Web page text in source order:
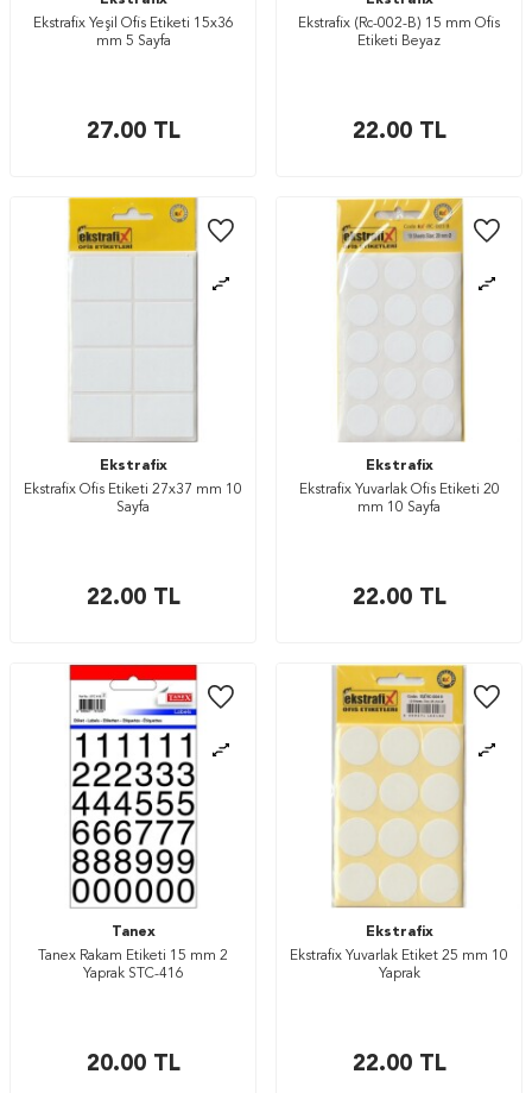
Ekstrafix Yeşil Ofis Etiketi 15x36
mm 5 Sayfa
27.00TL
Ekstrafix (Rc-002-B) 15 mm Ofis
Etiketi Beyaz
22.00TL
Ekstrafix
Ekstrafix Ofis Etiketi 27x37 mm 10
Sayfa
22.00TL
Ekstrafix
Ekstrafix Yuvarlak Ofis Etiketi 20
mm 10 Sayfa
22.00TL
Tanex
Tanex Rakam Etiketi 15 mm 2
Yaprak STC-416
20.00TL
Ekstrafix
Ekstrafix Yuvarlak Etiket 25 mm 10
Yaprak
22.00TL